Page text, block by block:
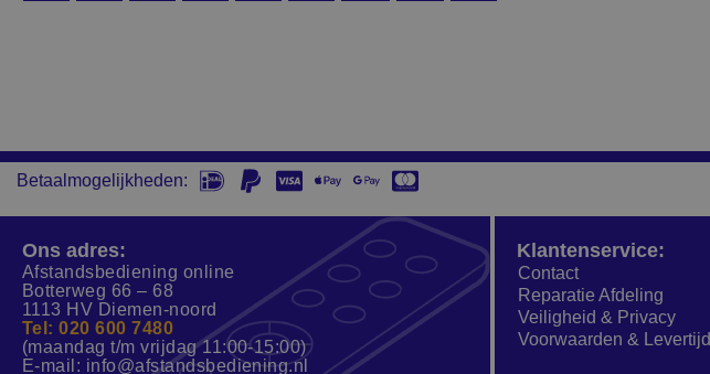
Betaalmogelijkheden:
Ons adres:
Afstandsbediening online
Botterweg 66 – 68
1113 HV Diemen-noord
Tel: 020 600 7480
(maandag t/m vrijdag 11:00-15:00)
E-mail: info@afstandsbediening.nl
Klantenservice:
Contact
Reparatie Afdeling
Veiligheid & Privacy
Voorwaarden & Levertijd